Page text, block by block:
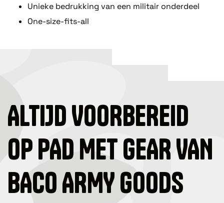
Unieke bedrukking van een militair onderdeel
One-size-fits-all
ALTIJD VOORBEREID
OP PAD MET GEAR VAN
BACO ARMY GOODS